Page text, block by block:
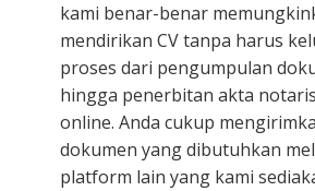
kami benar-benar
mendirikan CV tanpa harus
proses dari pengumpulan
hingga penerbitan akta
online. Anda cukup
dokumen yang dibutuhkan
platform lain yang kami